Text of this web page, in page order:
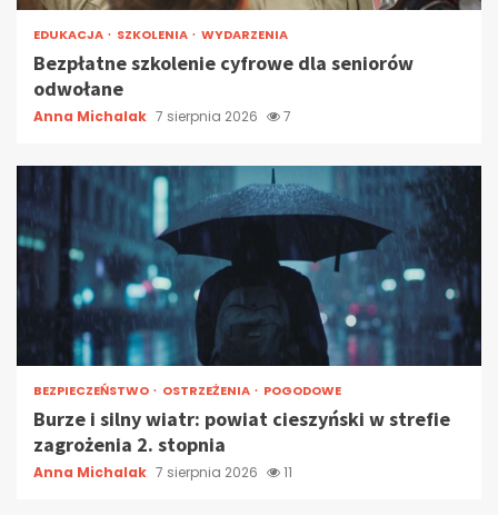
EDUKACJA SZKOLENIA WYDARZENIA
Bezpłatne szkolenie cyfrowe dla seniorów
odwołane
Anna Michalak 7 sierpnia 2026 7
BEZPIECZEŃSTWO OSTRZEŻENIA POGODOWE
Burze i silny wiatr: powiat cieszyński w strefie
zagrożenia 2. stopnia
Anna Michalak 7 sierpnia 2026 11